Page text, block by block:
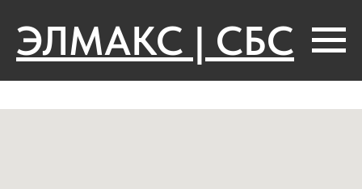
ЭЛМАКС | СБС